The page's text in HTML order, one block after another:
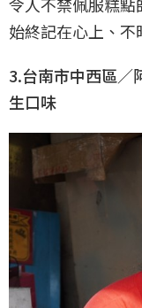
始終記在心上、不
3.台南市中西區／
生口味